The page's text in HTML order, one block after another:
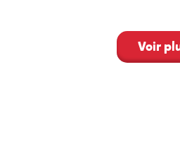
de HARIBO ne cesse de s’étendre !
vous directement en boutique pour
Voir